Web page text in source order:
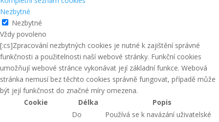
Nezbytné
Nezbytné
Vždy povoleno
[:cs]Zpracování nezbytných cookies je nutné k zajištění správné
funkčnosti a použitelnosti naší webové stránky. Funkční cookies
umožňují webové stránce vykonávat její základní funkce. Webová
stránka nemusí bez těchto cookies správně fungovat, případě může
být její funkčnost do značné míry omezena.
Cookie
Délka Popis
Do
Používá se k navázání uživatelské